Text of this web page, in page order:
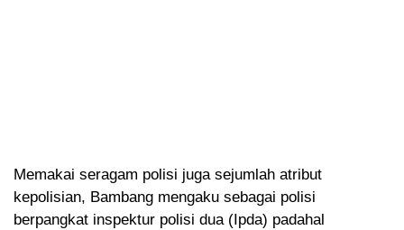
Memakai seragam polisi juga sejumlah atribut
kepolisian, Bambang mengaku sebagai polisi
berpangkat inspektur polisi dua (Ipda) padahal